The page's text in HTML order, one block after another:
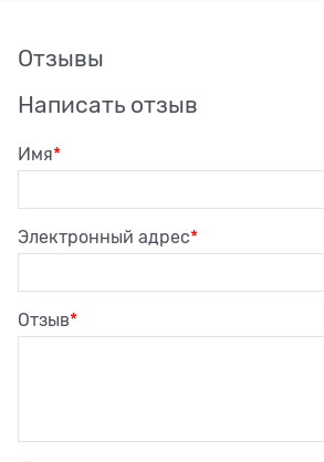
Отзывы
Написать отзыв
Имя
Электронный адрес
Отзыв